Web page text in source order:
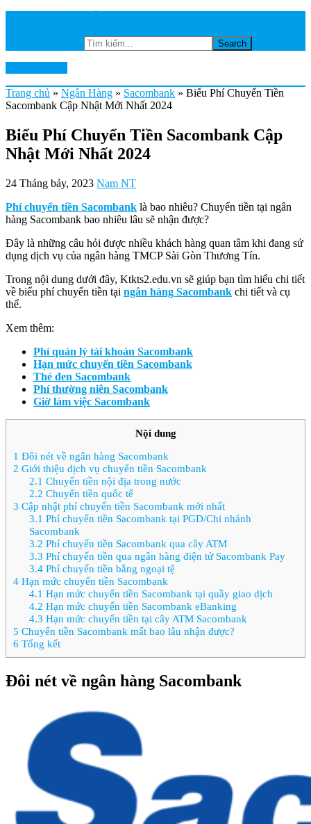
Trang chủ » Ngân Hàng » Sacombank » Biểu Phí Chuyển Tiền
Sacombank Cập Nhật Mới Nhất 2024
Biểu Phí Chuyển Tiền Sacombank Cập
Nhật Mới Nhất 2024
24 Tháng bảy, 2023 Nam NT
Phí chuyển tiền Sacombank là bao nhiêu? Chuyển tiền tại ngân
hàng Sacombank bao nhiêu lâu sẽ nhận được?
Đây là những câu hỏi được nhiều khách hàng quan tâm khi đang sử
dụng dịch vụ của ngân hàng TMCP Sài Gòn Thương Tín.
Trong nội dung dưới đây, Ktkts2.edu.vn sẽ giúp bạn tìm hiểu chi tiết
về biểu phí chuyển tiền tại ngân hàng Sacombank chi tiết và cụ
thể.
Xem thêm:
Phí quản lý tài khoản Sacombank
Hạn mức chuyển tiền Sacombank
Thẻ đen Sacombank
Phí thường niên Sacombank
Giờ làm việc Sacombank
Nội dung
1 Đôi nét về ngân hàng Sacombank
2 Giới thiệu dịch vụ chuyển tiền Sacombank
2.1 Chuyển tiền nội địa trong nước
2.2 Chuyển tiền quốc tế
3 Cập nhật phí chuyển tiền Sacombank mới nhất
3.1 Phí chuyển tiền Sacombank tại PGD/Chi nhánh
Sacombank
3.2 Phí chuyển tiền Sacombank qua cây ATM
3.3 Phí chuyển tiền qua ngân hàng điện tử Sacombank Pay
3.4Phí chuyển tiền bằng ngoại tệ
4 Hạn mức chuyển tiền Sacombank
4.1 Hạn mức chuyển tiền Sacombank tại quầy giao dịch
4.2 Hạn mức chuyển tiền Sacombank eBanking
4.3 Hạn mức chuyển tiền tại cây ATM Sacombank
5 Chuyển tiền Sacombank mất bao lâu nhận được?
6 Tổng kết
Đôi nét về ngân hàng Sacombank